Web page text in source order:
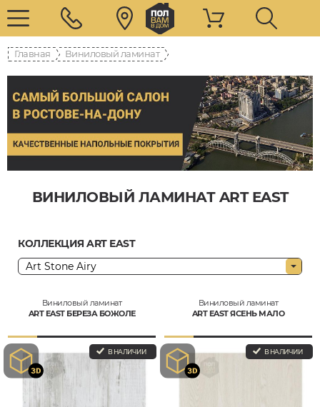
Главная Виниловый ламинат
ВИНИЛОВЫЙ ЛАМИНАТ ART EAST
КОЛЛЕКЦИЯ ART EAST
Виниловый ламинат
ART EAST БЕРЕЗА БОЖОЛЕ
В НАЛИЧИИ
Виниловый ламинат
ART EAST ЯСЕНЬ МАЛО
В НАЛИЧИИ